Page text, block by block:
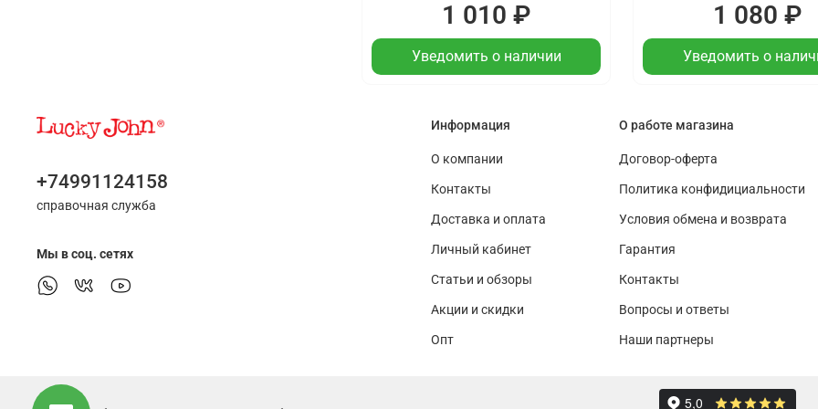
1 010 ₽
Уведомить о наличии
1 080 ₽
Уведомить о
Информация
О компании
Контакты
Доставка и оплата
Личный кабинет
Статьи и обзоры
Акции и скидки
Опт
О работе магазина
Договор-оферта
Политика конфидициальности
Условия обмена и возврата
Гарантия
Контакты
Вопросы и ответы
Наши партнеры
+74991124158
справочная служба
Мы в соц. сетях